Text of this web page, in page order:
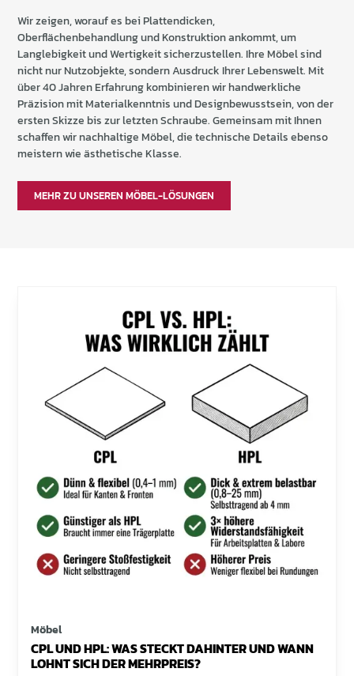
Wir zeigen, worauf es bei Plattendicken,
Oberflächenbehandlung und Konstruktion ankommt, um
Langlebigkeit und Wertigkeit sicherzustellen. Ihre Möbel sind
nicht nur Nutzobjekte, sondern Ausdruck Ihrer Lebenswelt. Mit
über 40 Jahren Erfahrung kombinieren wir handwerkliche
Präzision mit Materialkenntnis und Designbewusstsein, von der
ersten Skizze bis zur letzten Schraube. Gemeinsam mit Ihnen
schaffen wir nachhaltige Möbel, die technische Details ebenso
meistern wie ästhetische Klasse.
MEHR ZU UNSEREN MÖBEL-LÖSUNGEN
Möbel
CPL UND HPL: WAS STECKT DAHINTER UND WANN
LOHNT SICH DER MEHRPREIS?